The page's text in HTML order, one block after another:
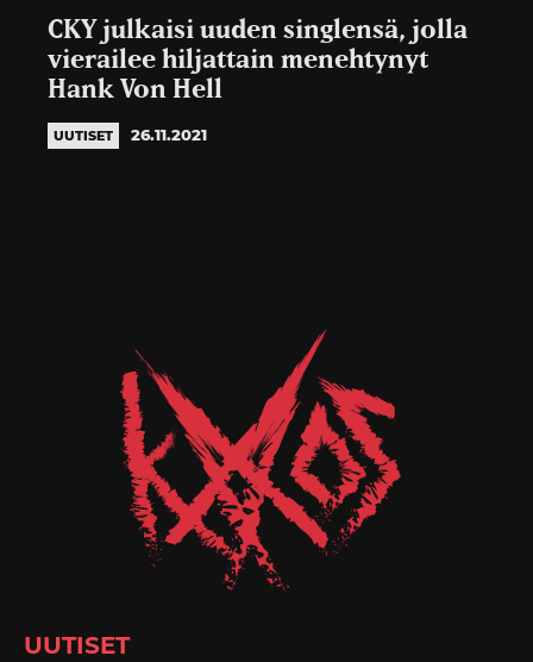
CKY julkaisi uuden singlensä, jolla
vierailee hiljattain menehtynyt
Hank Von Hell
UUTISET 26.11.2021
UUTISET